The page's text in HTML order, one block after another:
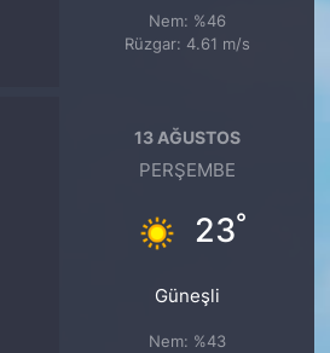
Nem: %46
Rüzgar: 4.61 m/s
13 AĞUSTOS
PERŞEMBE
23°
Güneşli
Nem: %43